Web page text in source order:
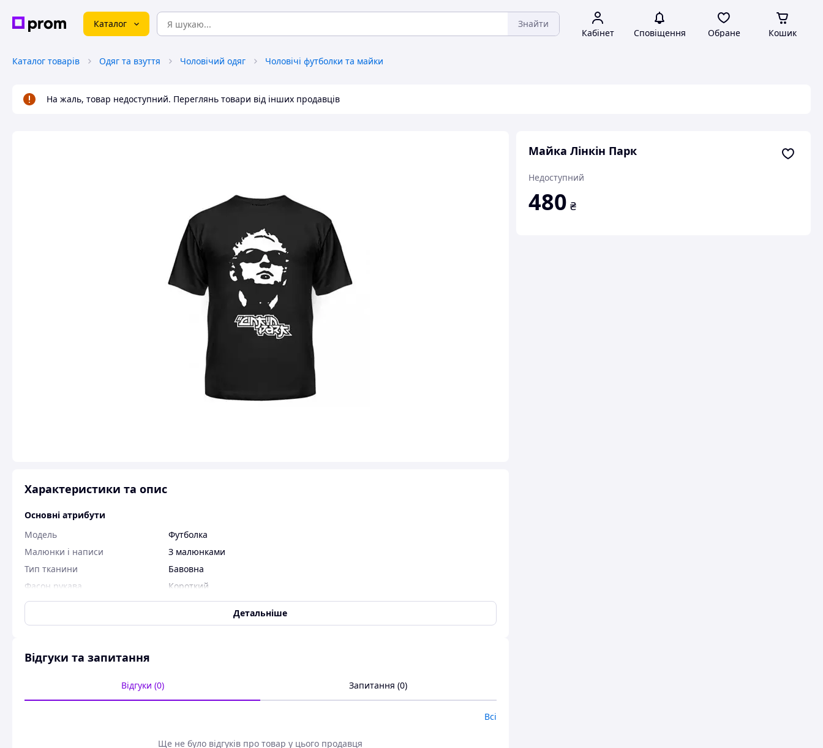
Каталог Знайти
Кабінет Сповіщення Обране Кошик
Каталог товарів Одяг та взуття Чоловічий одяг Чоловічі футболки та майки
На жаль, товар недоступний. Переглянь товари від інших продавців
Майка Лінкін Парк
Недоступний
480 ₴
Характеристики та опис
Основні атрибути
Модель
Футболка
Малюнки і написи
З малюнками
Тип тканини
Бавовна
Фасон рукава
Короткий
Колір
Різні кольори
Користувальницькі характеристики
Детальніше
Відгуки та запитання
Відгуки (0) Запитання (0)
Всі
Ще не було відгуків про товар у цього продавця